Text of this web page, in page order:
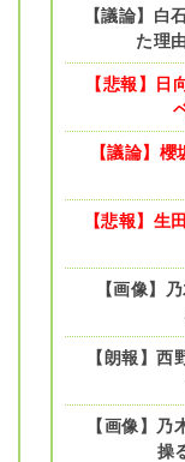
【議論】白
た理
【悲報】
【議論】
【悲報】
【画像】
【朗報】
【画像】
操